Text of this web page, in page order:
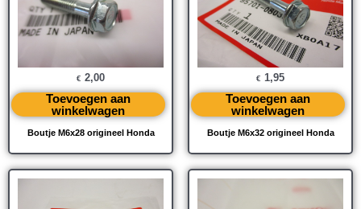
Boutje M6x28 origineel Honda
€ 2,00
Toevoegen aan
winkelwagen
Boutje M6x32 origineel Honda
€ 1,95
Toevoegen aan
winkelwagen